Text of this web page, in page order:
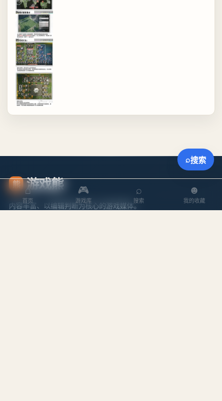
熊 游戏熊
内容丰富、以编辑判断为核心的游戏媒体。
⌂
首页
🎮
游戏库
⌕
搜索
☻
我的收藏
⌕搜索